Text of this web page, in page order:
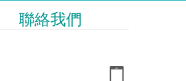
舞蹈
戲劇
畫圖 版畫
文物 全部文化
聯絡我們